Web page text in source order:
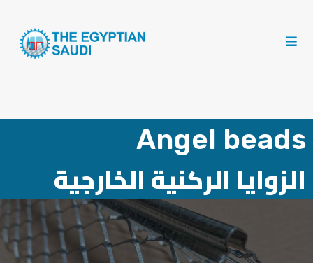
Angel beads
الزوايا الركنية الخارجية